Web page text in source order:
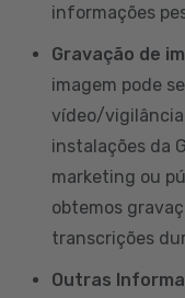
informações
Gravação de
imagem pode
vídeo/
instalações da
marketing ou
obtemos
transcrições
Outras